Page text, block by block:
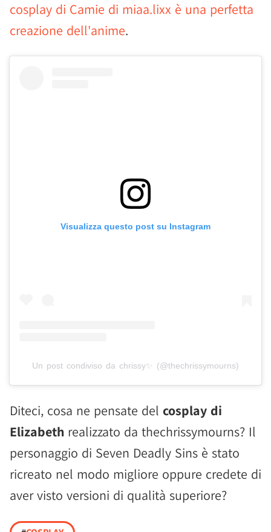
cosplay di Camie di miaa.lixx è una perfetta
creazione dell'anime.
Visualizza questo post su Instagram
Un post condiviso da chrissy✨ (@thechrissymourns)
Diteci, cosa ne pensate del cosplay di
Elizabeth realizzato da thechrissymourns? Il
personaggio di Seven Deadly Sins è stato
ricreato nel modo migliore oppure credete di
aver visto versioni di qualità superiore?